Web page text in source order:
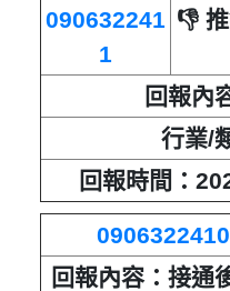
090632241
1
👎
回報內
行業/
回報時間：
0906322410
回報內容：接通